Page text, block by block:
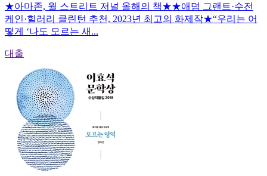
★아마존, 월 스트리트 저널 올해의 책★★애덤 그랜트·수전
케인·힐러리 클린턴 추천, 2023년 최고의 화제작★“우리는 어
떻게 ‘나도 모르는 새...
대출